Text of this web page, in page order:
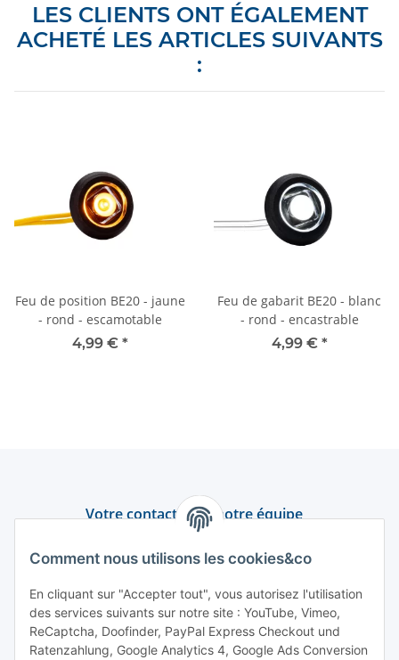
Comment nous utilisons les cookies&co
En cliquant sur "Accepter tout", vous autorisez l'utilisation
des services suivants sur notre site : YouTube, Vimeo,
ReCaptcha, Doofinder, PayPal Express Checkout und
Ratenzahlung, Google Analytics 4, Google Ads Conversion
LES CLIENTS ONT ÉGALEMENT
ACHETÉ LES ARTICLES SUIVANTS
:
Feu de position BE20 - jaune
- rond - escamotable
4,99 € *
Feu de gabarit BE20 - blanc
- rond - encastrable
4,99 € *
Votre contact avec notre équipe
Trouver un interlocuteur